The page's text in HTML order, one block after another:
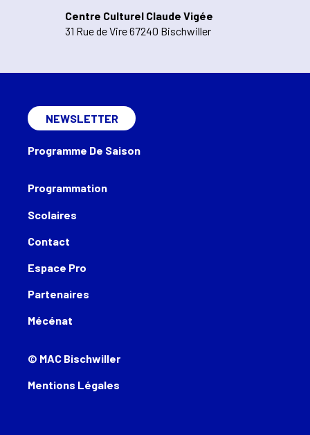
Centre Culturel Claude Vigée
31 Rue de Vire 67240 Bischwiller
Programmation
Scolaires
Contact
Espace Pro
Partenaires
Mécénat
NEWSLETTER
Programme De Saison
© MAC Bischwiller
Mentions Légales